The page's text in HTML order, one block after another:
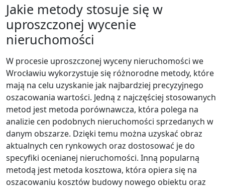
Jakie metody stosuje się w
uproszczonej wycenie
nieruchomości
W procesie uproszczonej wyceny nieruchomości we
Wrocławiu wykorzystuje się różnorodne metody, które
mają na celu uzyskanie jak najbardziej precyzyjnego
oszacowania wartości. Jedną z najczęściej stosowanych
metod jest metoda porównawcza, która polega na
analizie cen podobnych nieruchomości sprzedanych w
danym obszarze. Dzięki temu można uzyskać obraz
aktualnych cen rynkowych oraz dostosować je do
specyfiki ocenianej nieruchomości. Inną popularną
metodą jest metoda kosztowa, która opiera się na
oszacowaniu kosztów budowy nowego obiektu oraz